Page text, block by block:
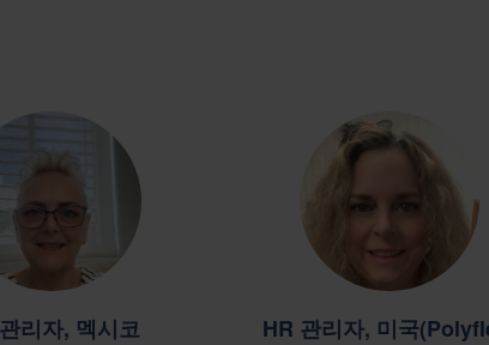
리자, 멕시코 HR 관리자, 미국